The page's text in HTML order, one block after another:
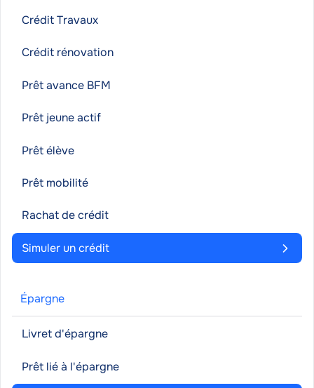
Crédit Travaux
Crédit rénovation
Prêt avance BFM
Prêt jeune actif
Prêt élève
Prêt mobilité
Rachat de crédit
Simuler un crédit
Épargne
Livret d'épargne
Prêt lié à l'épargne